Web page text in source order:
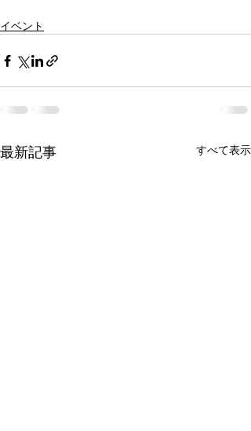
イベント
最新記事 すべて表示